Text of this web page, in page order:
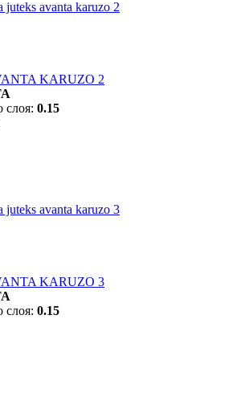
KARUZO 2
слоя: 0.15
KARUZO 3
слоя: 0.15